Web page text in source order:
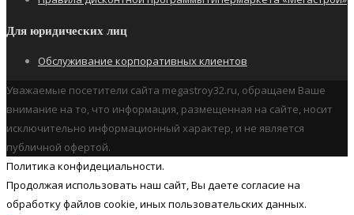
Для юридических лиц
Обслуживание корпоративных клиентов
Уважаемые посетители сайта megastroy32.ru, обращаем Ваше
внимание на то, что информация, размещенная на сайте, носит
исключительно информационный характер, и не является
публичной офертой.
Политика конфидециальности.
Продолжая использовать наш cайт, Вы даете согласие на
обработку файлов cookie, иных пользовательских данных.